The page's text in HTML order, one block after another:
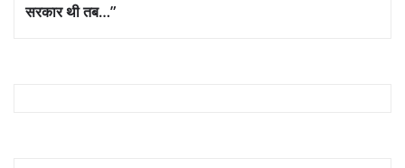
सरकार थी तब…”